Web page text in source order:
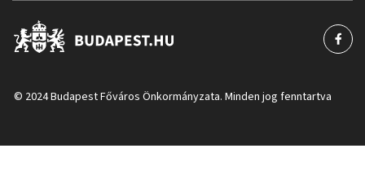
© 2024 Budapest Főváros Önkormányzata. Minden jog fenntartva